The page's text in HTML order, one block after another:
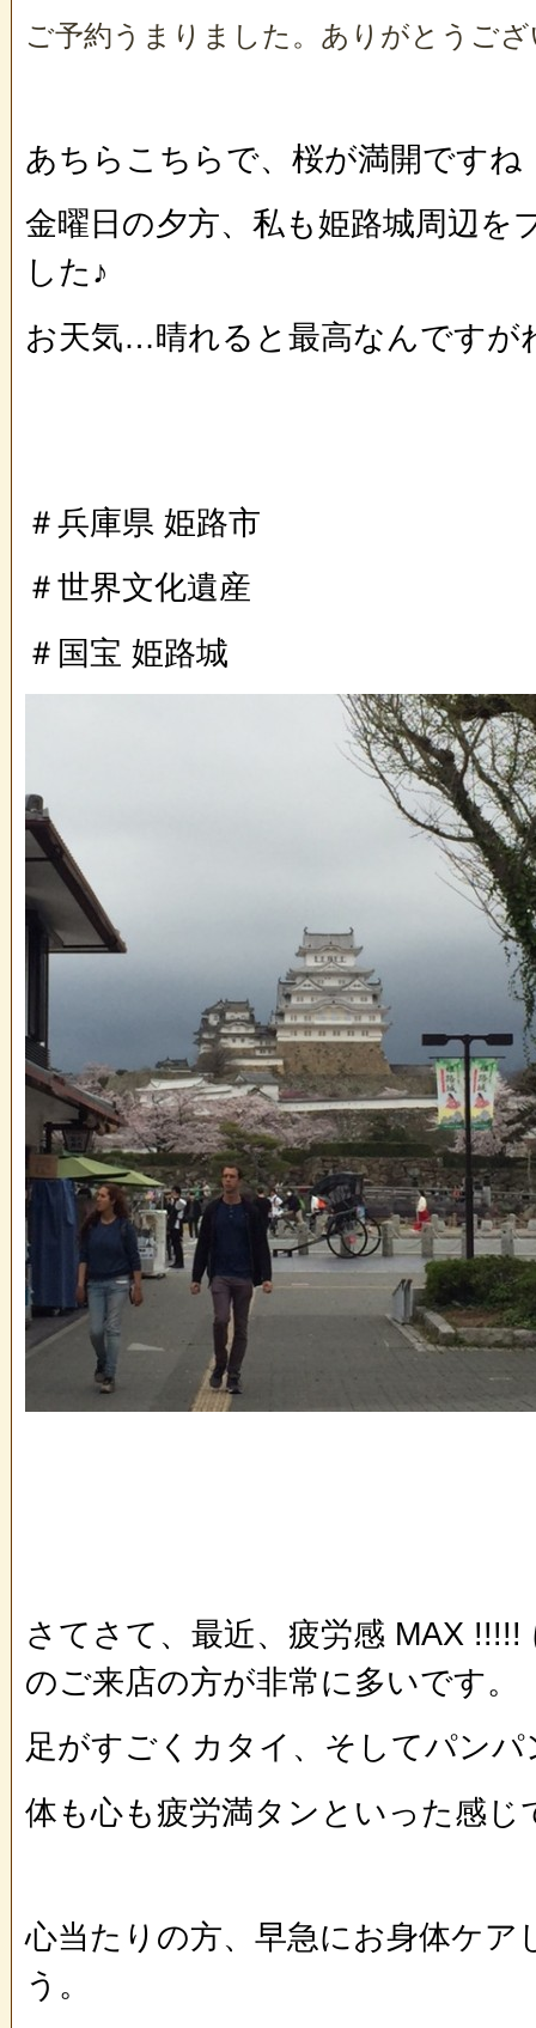
ご予約うまりました。ありがとうご
あちらこちらで、桜が満開ですね
金曜日の夕方、私も姫路城周辺を
した♪
お天気…晴れると最高なんですが
＃兵庫県 姫路市
＃世界文化遺産
＃国宝 姫路城
さてさて、最近、疲労感 MAX
のご来店の方が非常に多いです。
足がすごくカタイ、そしてパンパ
体も心も疲労満タンといった感じ
心当たりの方、早急にお身体ケア
う。